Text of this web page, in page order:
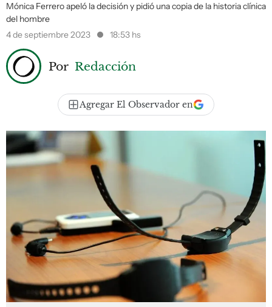
Mónica Ferrero apeló la decisión y pidió una copia de la historia clínica
del hombre
4 de septiembre 2023
18:53 hs
Por Redacción
Agregar El Observador en